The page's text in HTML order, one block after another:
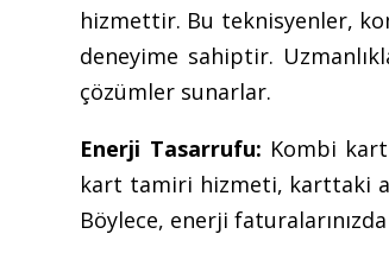
hizmettir. Bu teknisyenler,
deneyime sahiptir.
çözümler sunarlar.
Enerji Tasarrufu: Kombi
kart tamiri hizmeti, karttaki
Böylece, enerji